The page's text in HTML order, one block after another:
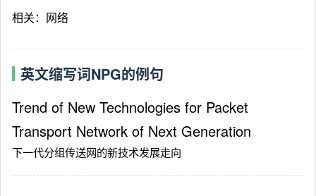
相关：网络
英文缩写词NPG的例句
Trend of New Technologies for Packet
Transport Network of Next Generation
下一代分组传送网的新技术发展走向